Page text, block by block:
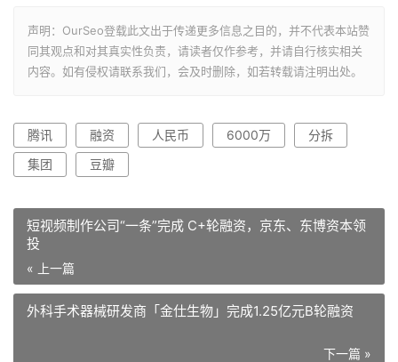
声明：OurSeo登载此文出于传递更多信息之目的，并不代表本站赞
同其观点和对其真实性负责，请读者仅作参考，并请自行核实相关
内容。如有侵权请联系我们，会及时删除，如若转载请注明出处。
腾讯 融资 人民币 6000万
分拆
集团
豆瓣
短视频制作公司“一条”完成 C+轮融资，京东、东博资本领
投
« 上一篇
外科手术器械研发商「金仕生物」完成1.25亿元B轮融资
下一篇 »